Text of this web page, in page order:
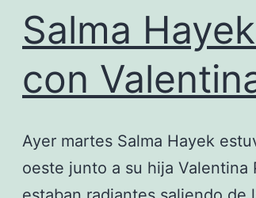
Salma
con
Ayer martes Salma Hayek
oeste junto a su hija Valentina